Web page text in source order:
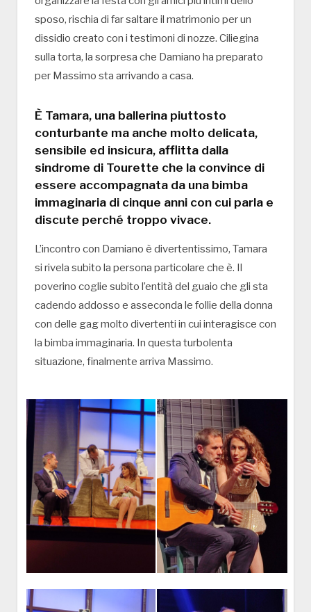
sposo, rischia di far saltare il matrimonio per un
dissidio creato con i testimoni di nozze. Ciliegina
sulla torta, la sorpresa che Damiano ha preparato
per Massimo sta arrivando a casa.
È Tamara, una ballerina piuttosto
conturbante ma anche molto delicata,
sensibile ed insicura, afflitta dalla
sindrome di Tourette che la convince di
essere accompagnata da una bimba
immaginaria di cinque anni con cui parla e
discute perché troppo vivace.
L’incontro con Damiano è divertentissimo, Tamara
si rivela subito la persona particolare che è. Il
poverino coglie subito l’entità del guaio che gli sta
cadendo addosso e asseconda le follie della donna
con delle gag molto divertenti in cui interagisce con
la bimba immaginaria. In questa turbolenta
situazione, finalmente arriva Massimo.